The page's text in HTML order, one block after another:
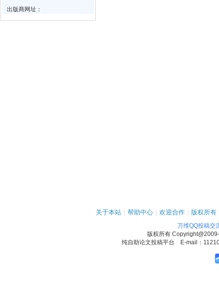
出版商网址：
关于本站 | 帮助中心 | 欢迎合作 | 版权所有
万维QQ投稿交
版权所有
纯自助论文投稿平台 E-mail：